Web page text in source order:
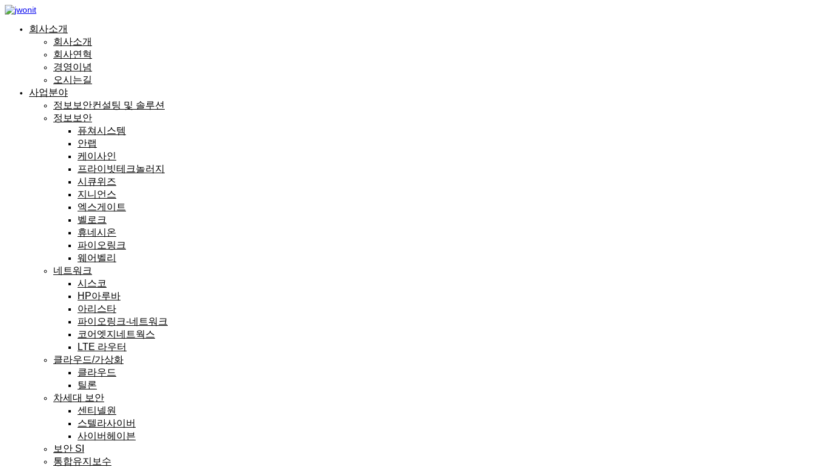
회사소개
회사소개
회사연혁
경영이념
오시는길
사업분야
정보보안컨설팅 및 솔루션
정보보안
퓨쳐시스템
안랩
케이사인
프라이빗테크놀러지
시큐위즈
지니언스
엑스게이트
벨로크
휴네시온
파이오링크
웨어벨리
네트워크
시스코
HP아루바
아리스타
파이오링크-네트워크
코어엣지네트웍스
LTE 라우터
클라우드/가상화
클라우드
틸론
차세대 보안
센티넬원
스텔라사이버
사이버헤이븐
보안 SI
통합유지보수